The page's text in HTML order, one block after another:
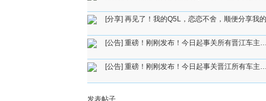
[分享] 再见了！我的Q5L，恋恋不舍，顺便分享我
[公告] 重磅！刚刚发布！今日起事关所有晋江车主
[公告] 重磅！刚刚发布！今日起事关晋江所有车主
发表帖子